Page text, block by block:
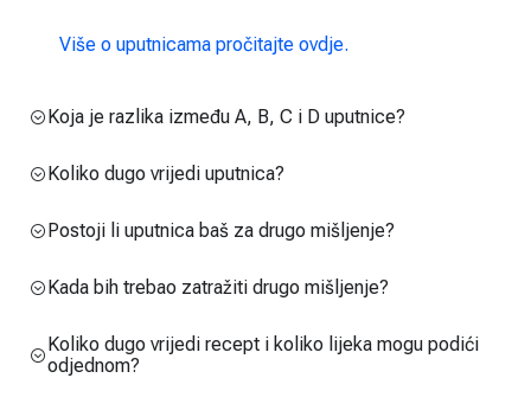
Više o uputnicama pročitajte ovdje.
Koja je razlika između A, B, C i D uputnice?
Koliko dugo vrijedi uputnica?
Postoji li uputnica baš za drugo mišljenje?
Kada bih trebao zatražiti drugo mišljenje?
Koliko dugo vrijedi recept i koliko lijeka mogu podići
odjednom?